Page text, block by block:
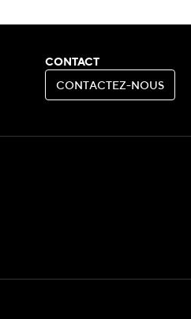
CONTACT
CO N TAC EZ- NOUS
CONTACTEZ-NOUS